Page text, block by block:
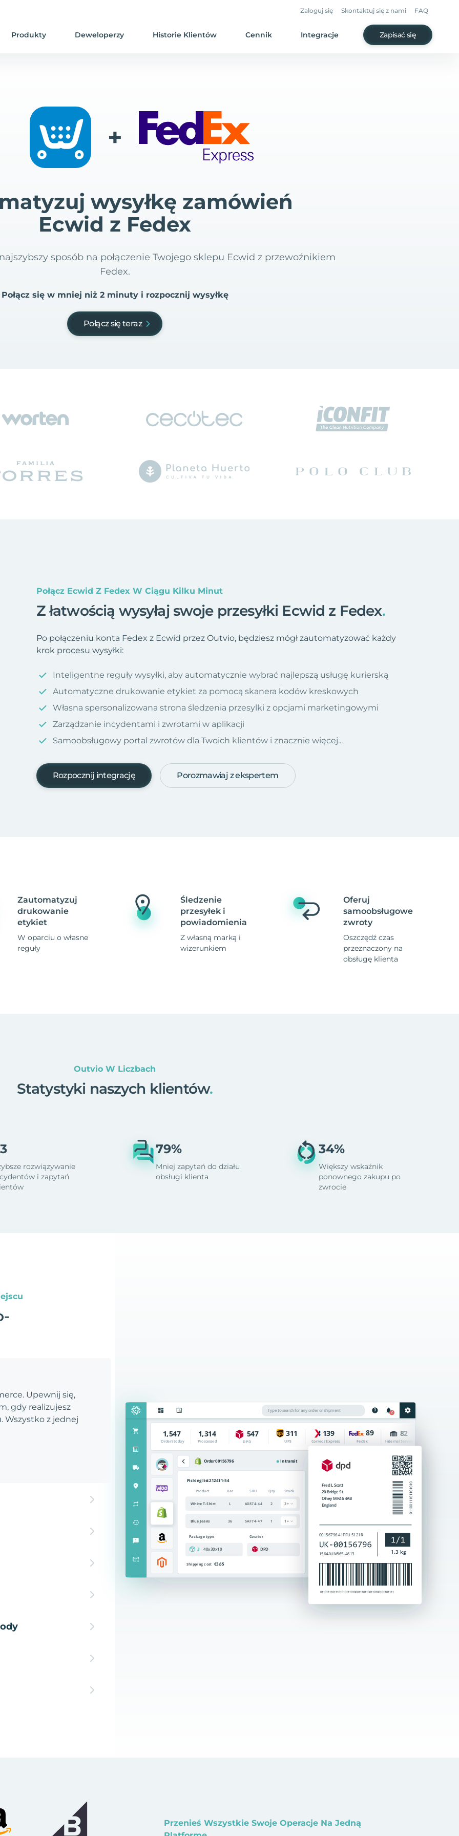
Zaloguj się Skontaktuj się z nami FAQ
Produkty Deweloperzy Historie Klientów Cennik Integracje Zapisać się
+
wysyłkę zamówień
Ecwid z Fedex
sposób na połączenie Twojego sklepu Ecwid z przewoźnikiem
Fedex.
Połącz się w mniej niż 2 minuty i rozpocznij wysyłkę
Połącz się teraz
Połącz Ecwid Z Fedex W Ciągu Kilku Minut
Z łatwością wysyłaj swoje przesyłki Ecwid z Fedex.
Po połączeniu konta Fedex z Ecwid przez Outvio, będziesz mógł zautomatyzować każdy
krok procesu wysyłki:
Inteligentne reguły wysyłki, aby automatycznie wybrać najlepszą usługę kurierską
Automatyczne drukowanie etykiet za pomocą skanera kodów kreskowych
Własna spersonalizowana strona śledzenia przesylki z opcjami marketingowymi
Zarządzanie incydentami i zwrotami w aplikacji
Samoobsługowy portal zwrotów dla Twoich klientów i znacznie więcej...
Rozpocznij integrację Porozmawiaj z ekspertem
Zautomatyzuj
drukowanie
etykiet
W oparciu o własne
reguły
Śledzenie
przesyłek i
powiadomienia
Z własną marką i
wizerunkiem
Oferuj
samoobsługowe
zwroty
Oszczędź czas
przeznaczony na
obsługę klienta
Outvio W Liczbach
Statystyki naszych klientów.
rozwiązywanie
i zapytań
79%
Mniej zapytań do działu
obsługi klienta
34%
Większy wskaźnik
ponownego zakupu po
zwrocie
Upewnij się,
gdy realizujesz
Wszystko z jednej
Przenieś Wszystkie Swoje Operacje Na Jedną